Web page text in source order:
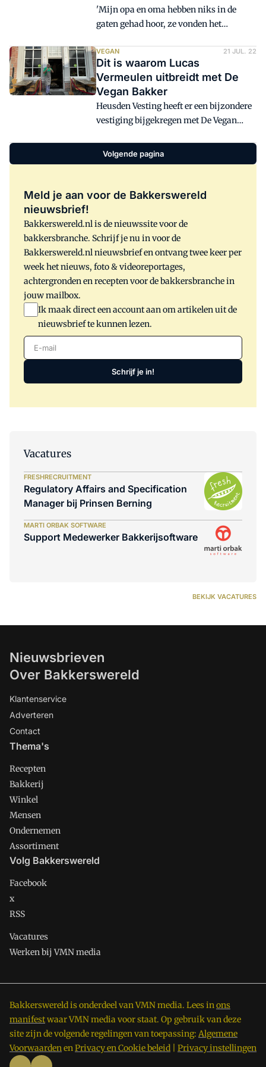
'Mijn opa en oma hebben niks in de
gaten gehad hoor, ze vonden het
bejaard stel knipoogt naar vegan-
bakker Lucas Vermeulen nadat ze
samen met haar grootouders heerlijk
heeft zitten 'snoepen' van vegan
croissants, vegan worstenbroodjes en
filterkoffie met een vegan nougatine toe.
Vesting.
VEGAN 21 JUL. 22
Dit is waarom Lucas
Vermeulen uitbreidt met De
Vegan Bakker
Heusden Vesting heeft er een bijzondere
vestiging bijgekregen met De Vegan
Eigenaar van beide bedrijven, Lucas
Vermeulen, ziet hiermee een
en wil deze levensstijl delen met zijn
niet meer weg te denken.' Vrijdag 22 juli
kunnen de klanten er voor het eerst
terecht.
Volgende pagina
Meld je aan voor de Bakkerswereld
nieuwsbrief!
Bakkerswereld.nl is de nieuwssite voor de
bakkersbranche. Schrijf je nu in voor de
Bakkerswereld.nl nieuwsbrief en ontvang twee keer per
week het nieuws, foto & videoreportages,
achtergronden en recepten voor de bakkersbranche in
jouw mailbox.
Ik maak direct een account aan om artikelen uit de
nieuwsbrief te kunnen lezen.
E-mail
Schrijf je in!
Vacatures
FRESHRECRUITMENT
Regulatory Affairs and Specification
Manager bij Prinsen Berning
MARTI ORBAK SOFTWARE
Support Medewerker Bakkerijsoftware
BEKIJK VACATURES
Nieuwsbrieven
Over Bakkerswereld
Klantenservice
Adverteren
Contact
Thema's
Recepten
Bakkerij
Winkel
Mensen
Ondernemen
Assortiment
Volg Bakkerswereld
Facebook
x
RSS
Vacatures
Werken bij VMN media
Bakkerswereld is onderdeel van VMN media. Lees inons
manifestwaar VMN media voor staat. Op gebruik van deze
site zijn de volgende regelingen van toepassing: Algemene
VoorwaardenenPrivacy en Cookie beleid Privacy instellingen